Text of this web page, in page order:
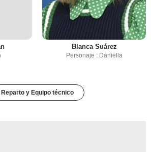
Blanca Suárez
Personaje : Daniella
Reparto y Equipo técnico